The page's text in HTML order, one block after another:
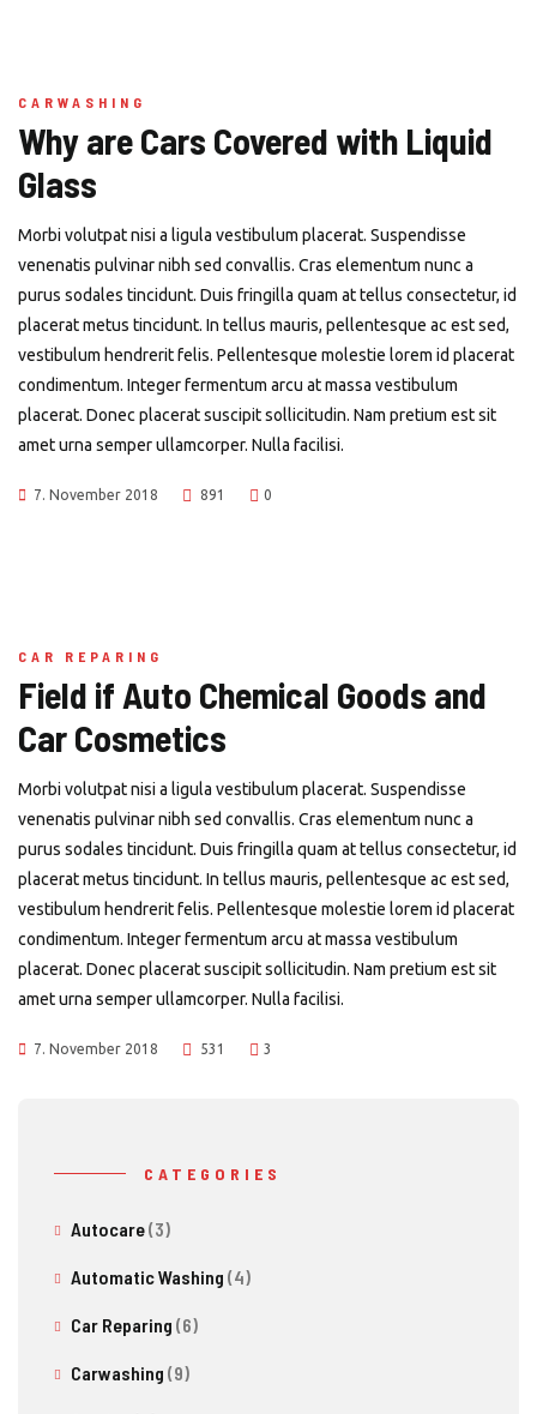
CARWASHING
Why are Cars Covered with Liquid
Glass
Morbi volutpat nisi a ligula vestibulum placerat. Suspendisse
venenatis pulvinar nibh sed convallis. Cras elementum nunc a
purus sodales tincidunt. Duis fringilla quam at tellus consectetur, id
placerat metus tincidunt. In tellus mauris, pellentesque ac est sed,
vestibulum hendrerit felis. Pellentesque molestie lorem id placerat
condimentum. Integer fermentum arcu at massa vestibulum
placerat. Donec placerat suscipit sollicitudin. Nam pretium est sit
amet urna semper ullamcorper. Nulla facilisi.
7. November 2018 891 0
CAR REPARING
Field if Auto Chemical Goods and
Car Cosmetics
Morbi volutpat nisi a ligula vestibulum placerat. Suspendisse
venenatis pulvinar nibh sed convallis. Cras elementum nunc a
purus sodales tincidunt. Duis fringilla quam at tellus consectetur, id
placerat metus tincidunt. In tellus mauris, pellentesque ac est sed,
vestibulum hendrerit felis. Pellentesque molestie lorem id placerat
condimentum. Integer fermentum arcu at massa vestibulum
placerat. Donec placerat suscipit sollicitudin. Nam pretium est sit
amet urna semper ullamcorper. Nulla facilisi.
7. November 2018 531 3
CATEGORIES
Autocare(3)
Automatic Washing (4)
Car Reparing (6)
Carwashing (9)